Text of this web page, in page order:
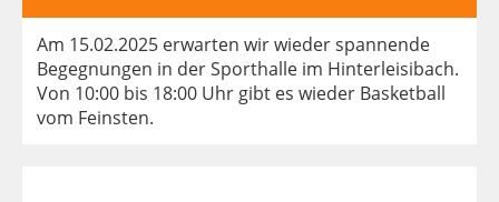
Am 15.02.2025 erwarten wir wieder spannende
Begegnungen in der Sporthalle im Hinterleisibach.
Von 10:00 bis 18:00 Uhr gibt es wieder Basketball
vom Feinsten.